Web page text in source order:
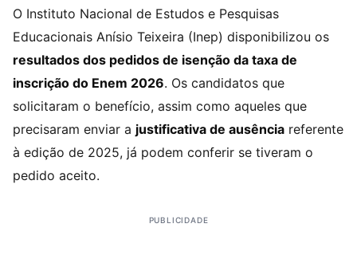
O Instituto Nacional de Estudos e Pesquisas
Educacionais Anísio Teixeira (Inep) disponibilizou os
resultados dos pedidos de isenção da taxa de
inscrição do Enem 2026. Os candidatos que
solicitaram o benefício, assim como aqueles que
precisaram enviar a justificativa de ausência referente
à edição de 2025, já podem conferir se tiveram o
pedido aceito.
PUBLICIDADE